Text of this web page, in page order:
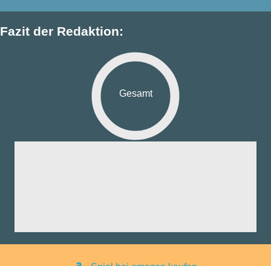
Fazit der Redaktion:
Gesamt